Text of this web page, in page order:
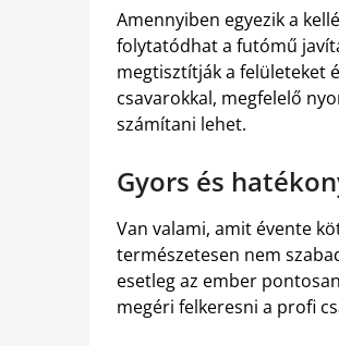
Amennyiben egyezik a
folytatódhat a futómű
megtisztítják a felületeket
csavarokkal, megfelelő
számítani lehet.
Gyors és
Van valami, amit évente
természetesen nem
esetleg az ember
megéri felkeresni a profi